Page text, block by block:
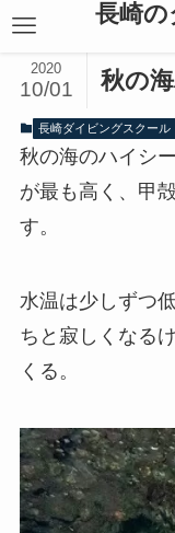
長崎
秋の
2020
10/01
長崎ダイビングスクール
秋の海のハイシ
が最も高く、甲
す。
水温は少しずつ
ちと寂しくなる
くる。